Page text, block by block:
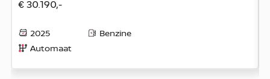
€ 30.190,-
2025
Benzine
Automaat